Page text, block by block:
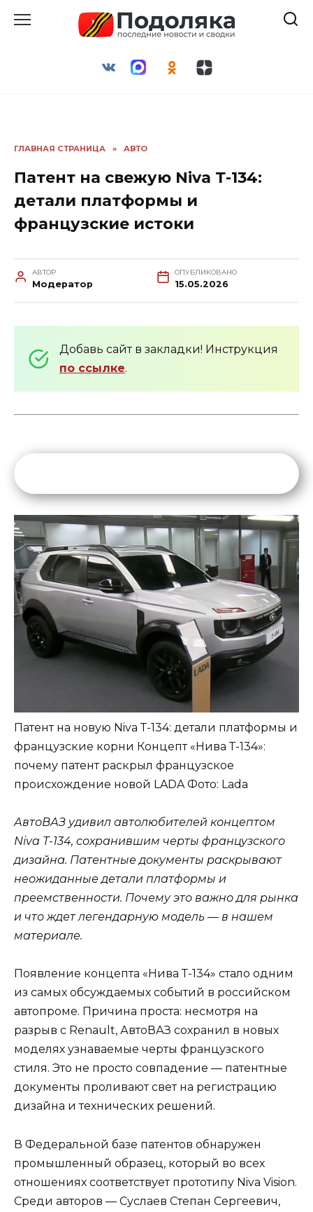
ГЛАВНАЯ СТРАНИЦА » АВТО
Патент на свежую Niva Т-134:
детали платформы и
французские истоки
АВТОР
Модератор
ОПУБЛИКОВАНО
15.05.2026
Добавь сайт в закладки! Инструкция
по ссылке.
Патент на новую Niva Т-134: детали платформы и
французские корни Концепт «Нива Т-134»:
почему патент раскрыл французское
происхождение новой LADAФото: Lada
АвтоВАЗ удивил автолюбителей концептом
Niva Т-134, сохранившим черты французского
дизайна. Патентные документы раскрывают
неожиданные детали платформы и
преемственности. Почему это важно для рынка
и что ждет легендарную модель — в нашем
материале.
Появление концепта «Нива Т-134» стало одним
из самых обсуждаемых событий в российском
автопроме. Причина проста: несмотря на
разрыв с Renault, АвтоВАЗ сохранил в новых
моделях узнаваемые черты французского
стиля. Это не просто совпадение — патентные
документы проливают свет на регистрацию
дизайна и технических решений.
В Федеральной базе патентов обнаружен
промышленный образец, который во всех
отношениях соответствует прототипу Niva Vision.
Среди авторов — Суслаев Степан Сергеевич,